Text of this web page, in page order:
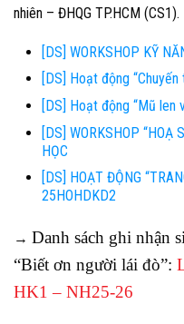
nhiên – ĐHQG TP.HCM (CS1).
[DS] WORKSHOP KỸ
[DS] Hoạt động
[DS] Hoạt động “Mũ len
[DS] WORKSHOP “HOẠ
HỌC
[DS] HOẠT ĐỘNG
25HOHDKD2
→ Danh sách ghi nhận
“Biết ơn người lái đò”:
HK1 – NH25-26